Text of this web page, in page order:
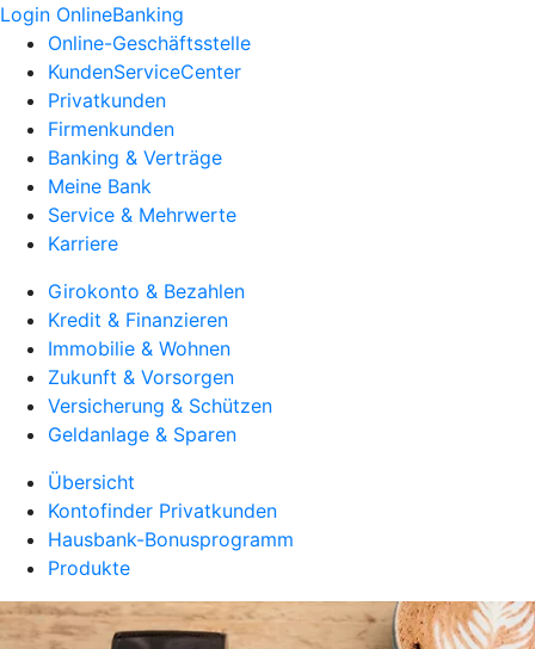
Login OnlineBanking
Online-Geschäftsstelle
KundenServiceCenter
Privatkunden
Firmenkunden
Banking & Verträge
Meine Bank
Service & Mehrwerte
Karriere
Girokonto & Bezahlen
Kredit & Finanzieren
Immobilie & Wohnen
Zukunft & Vorsorgen
Versicherung & Schützen
Geldanlage & Sparen
Übersicht
Kontofinder Privatkunden
Hausbank-Bonusprogramm
Produkte